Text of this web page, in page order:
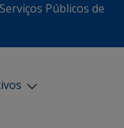
Públicos de